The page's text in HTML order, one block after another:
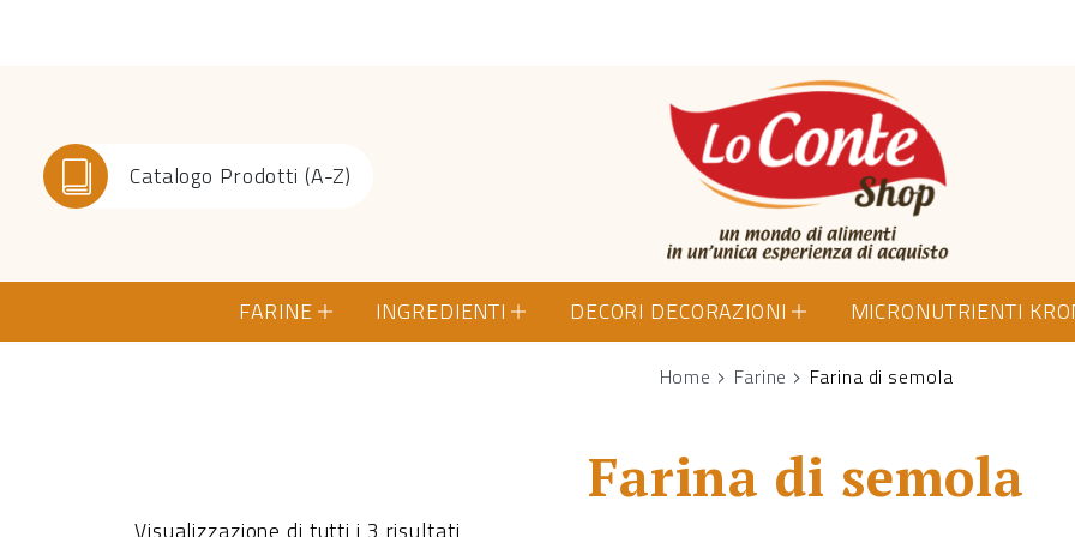
Catalogo Prodotti (A-Z)
Lo Conte Shop
FARINE INGREDIENTI DECORI DECORAZIONI MICRONUTRIENTI
Home Farine Farina di semola
Farina di semola
Visualizzazione di tutti i 3 risultati